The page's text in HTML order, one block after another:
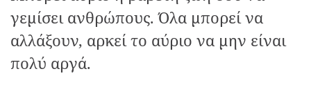
γεμίσει ανθρώπους. Όλα μπορεί να
αλλάξουν, αρκεί το αύριο να μην είναι
πολύ αργά.